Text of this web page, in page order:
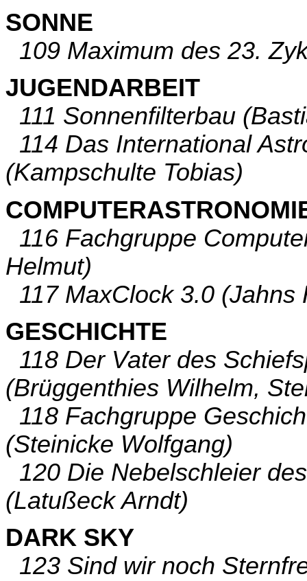
SONNE
109 Maximum des 23.
JUGENDARBEIT
111 Sonnenfilterbau
114 Das International
(Kampschulte Tobias)
116 Fachgruppe
Helmut)
117 MaxClock 3.0 (Jahns
GESCHICHTE
118 Der Vater des
(Brüggenthies Wilhelm,
118 Fachgruppe
(Steinicke Wolfgang)
120 Die Nebelschleier
(Latußeck Arndt)
DARK SKY
123 Sind wir noch